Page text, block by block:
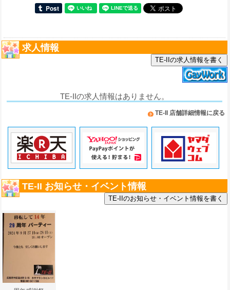
求人情報
TE-IIの求人情報を書く
TE-IIの求人情報はありません。
TE-II 店舗詳細情報に戻る
TE-II お知らせ・イベント情報